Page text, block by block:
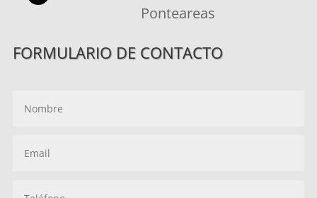
Ponteareas
FORMULARIO DE CONTACTO